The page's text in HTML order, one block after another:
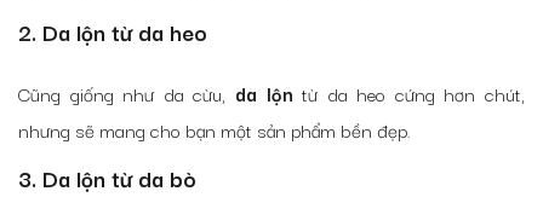
2. Da lộn từ da heo
Cũng giống như da cừu, da lộn từ da heo cứng hơn chút,
nhưng sẽ mang cho bạn một sản phẩm bền đẹp.
3. Da lộn từ da bò